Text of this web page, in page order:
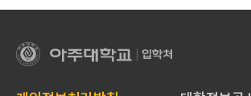
아
주